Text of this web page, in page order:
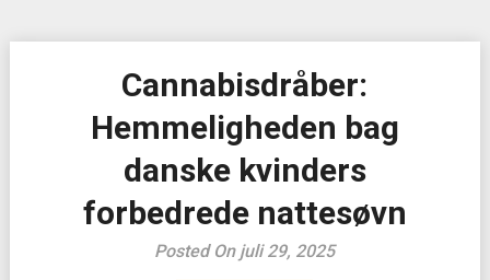
Cannabisdråber:
Hemmeligheden bag
danske kvinders
forbedrede nattesøvn
Posted On juli 29, 2025